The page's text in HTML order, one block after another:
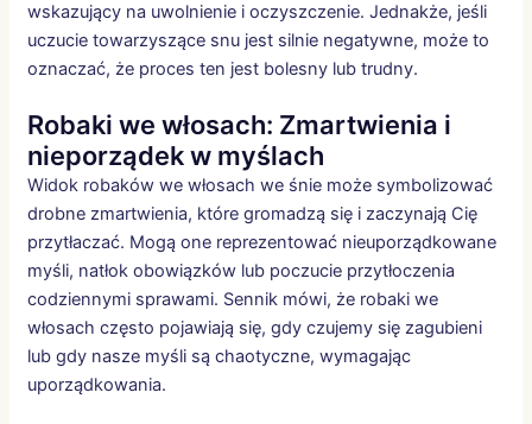
wskazujący na uwolnienie i oczyszczenie. Jednakże, jeśli
uczucie towarzyszące snu jest silnie negatywne, może to
oznaczać, że proces ten jest bolesny lub trudny.
Robaki we włosach: Zmartwienia i
nieporządek w myślach
Widok robaków we włosach we śnie może symbolizować
drobne zmartwienia, które gromadzą się i zaczynają Cię
przytłaczać. Mogą one reprezentować nieuporządkowane
myśli, natłok obowiązków lub poczucie przytłoczenia
codziennymi sprawami. Sennik mówi, że robaki we
włosach często pojawiają się, gdy czujemy się zagubieni
lub gdy nasze myśli są chaotyczne, wymagając
uporządkowania.